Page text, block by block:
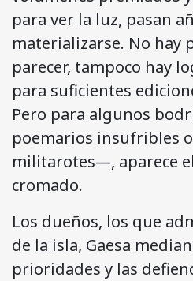
para ver la luz, pasan
materializarse. No hay
parecer, tampoco hay
para suficientes
Pero para algunos
poemarios insufribles
militarotes—, aparece
cromado.
Los dueños, los que
de la isla, Gaesa
prioridades y las